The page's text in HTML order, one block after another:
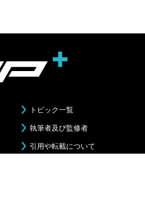
トピック一覧
執筆者及び監修者
引用や転載について